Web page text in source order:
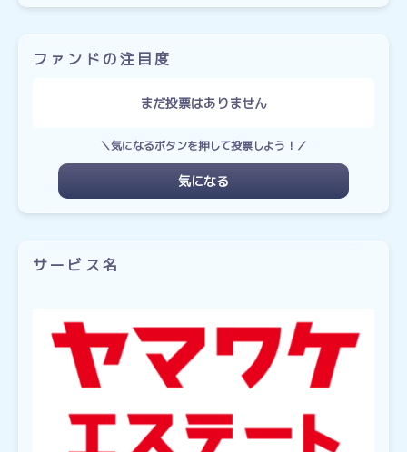
ファンドの注目度
まだ投票はありません
＼気になるボタンを押して投票しよう！／
気になる
サービス名